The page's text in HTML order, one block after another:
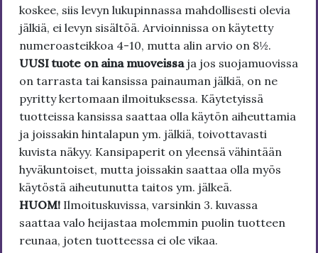
koskee, siis levyn lukupinnassa mahdollisesti olevia
jälkiä, ei levyn sisältöä. Arvioinnissa on käytetty
numeroasteikkoa 4-10, mutta alin arvio on 8½.
UUSI tuote on aina muoveissa ja jos suojamuovissa
on tarrasta tai kansissa painauman jälkiä, on ne
pyritty kertomaan ilmoituksessa. Käytetyissä
tuotteissa kansissa saattaa olla käytön aiheuttamia
ja joissakin hintalapun ym. jälkiä, toivottavasti
kuvista näkyy. Kansipaperit on yleensä vähintään
hyväkuntoiset, mutta joissakin saattaa olla myös
käytöstä aiheutunutta taitos ym. jälkeä.
HUOM! Ilmoituskuvissa, varsinkin 3. kuvassa
saattaa valo heijastaa molemmin puolin tuotteen
reunaa, joten tuotteessa ei ole vikaa.